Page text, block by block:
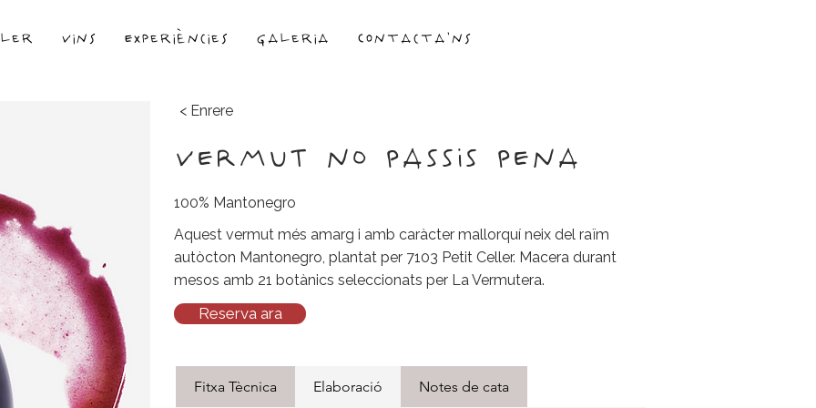
Vins Experiències Galeria Contacta'ns
< Enrere
VERMUT NO PASSIS PENA
100% Mantonegro
Aquest vermut més amarg i amb caràcter mallorquí neix del raïm
autòcton Mantonegro, plantat per 7103 Petit Celler. Macera durant
mesos amb 21 botànics seleccionats per La Vermutera.
Reserva ara
Fitxa Tècnica Elaboració Notes de cata